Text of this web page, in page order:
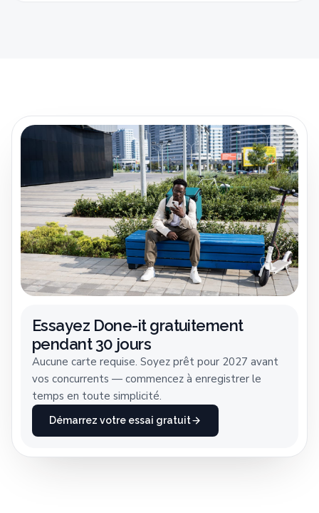
Essayez Done-it gratuitement
pendant 30 jours
Aucune carte requise. Soyez prêt pour 2027 avant
vos concurrents — commencez à enregistrer le
temps en toute simplicité.
Démarrez votre essai gratuit